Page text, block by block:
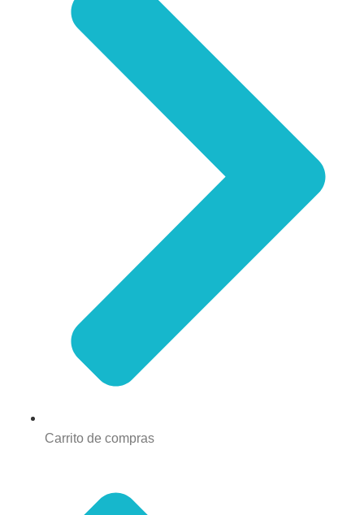
Carrito de compras